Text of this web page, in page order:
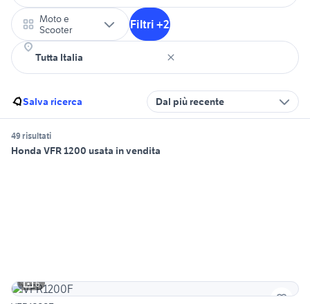
Moto e
Scooter
Filtri +2
Salva ricerca Dal più recente
49 risultati
Honda VFR 1200 usata in vendita
6